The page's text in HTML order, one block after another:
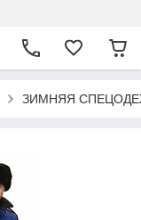
ЗИМНЯЯ